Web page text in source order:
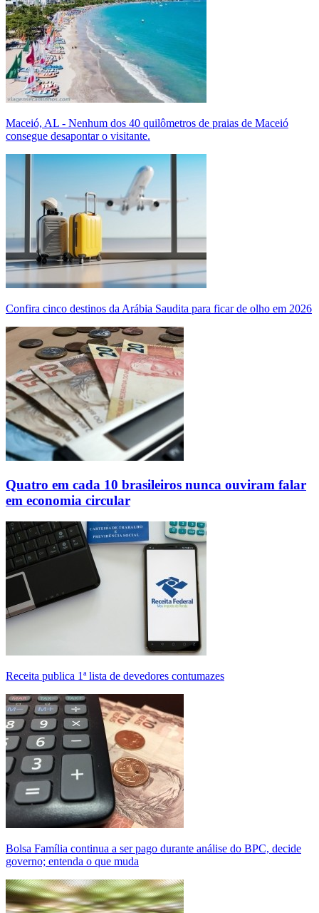
Maceió, AL - Nenhum dos 40 quilômetros de praias de Maceió
consegue desapontar o visitante.
Confira cinco destinos da Arábia Saudita para ficar de olho em 2026
Quatro em cada 10 brasileiros nunca ouviram falar
em economia circular
Receita publica 1ª lista de devedores contumazes
Bolsa Família continua a ser pago durante análise do BPC, decide
governo; entenda o que muda